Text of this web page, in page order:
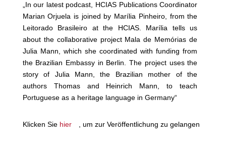
„In our latest podcast, HCIAS Publications Coordinator
Marian Orjuela is joined by Marília Pinheiro, from the
Leitorado Brasileiro at the HCIAS. Marília tells us
about the collaborative project Mala de Memórias de
Julia Mann, which she coordinated with funding from
the Brazilian Embassy in Berlin. The project uses the
story of Julia Mann, the Brazilian mother of the
authors Thomas and Heinrich Mann, to teach
Portuguese as a heritage language in Germany“
Klicken Sie hier , um zur Veröffentlichung zu gelangen